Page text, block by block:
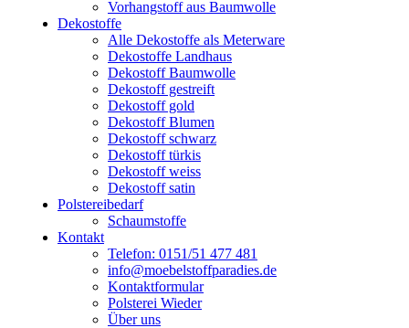
Vorhangstoff aus Baumwolle
Dekostoffe
Alle Dekostoffe als Meterware
Dekostoffe Landhaus
Dekostoff Baumwolle
Dekostoff gestreift
Dekostoff gold
Dekostoff Blumen
Dekostoff schwarz
Dekostoff türkis
Dekostoff weiss
Dekostoff satin
Polstereibedarf
Schaumstoffe
Kontakt
Telefon: 0151/51 477 481
info@moebelstoffparadies.de
Kontaktformular
Polsterei Wieder
Über uns